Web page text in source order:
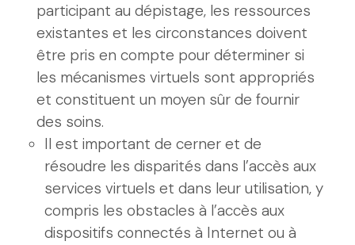
participant au dépistage, les ressources
existantes et les circonstances doivent
être pris en compte pour déterminer si
les mécanismes virtuels sont appropriés
et constituent un moyen sûr de fournir
des soins.
Il est important de cerner et de
résoudre les disparités dans l’accès aux
services virtuels et dans leur utilisation, y
compris les obstacles à l’accès aux
dispositifs connectés à Internet ou à